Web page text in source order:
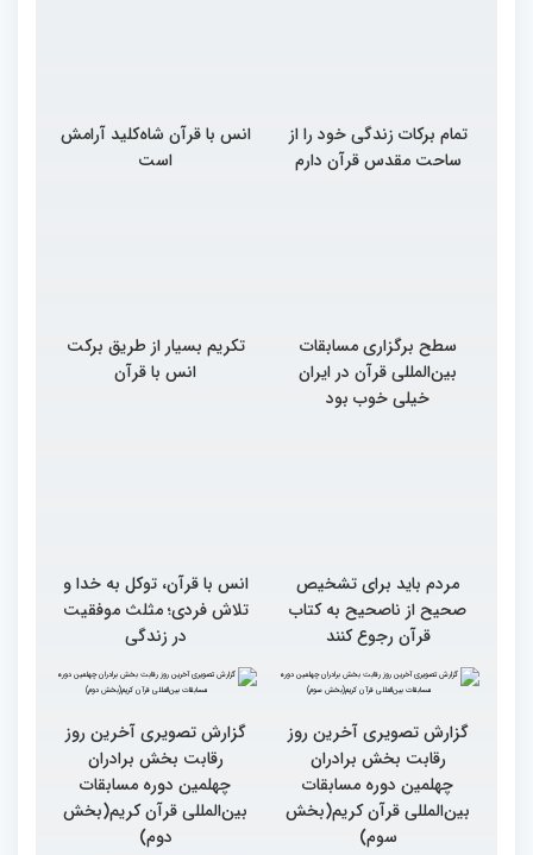
تمام برکات زندگی خود را از
ساحت مقدس قرآن دارم
انس با قرآن شاه‌کلید آرامش
است
سطح برگزاری مسابقات
بین‌المللی قرآن در ایران
خیلی خوب بود
تکریم بسیار از طریق برکت
انس با قرآن
مردم باید برای تشخیص
صحیح از ناصحیح به کتاب
قرآن رجوع کنند
انس با قرآن، توکل به خدا و
تلاش فردی؛ مثلث موفقیت
در زندگی
گزارش تصویری آخرین روز
رقابت بخش برادران
چهلمین دوره مسابقات
بین‌المللی قرآن کریم(بخش
سوم)
گزارش تصویری آخرین روز
رقابت بخش برادران
چهلمین دوره مسابقات
بین‌المللی قرآن کریم(بخش
دوم)